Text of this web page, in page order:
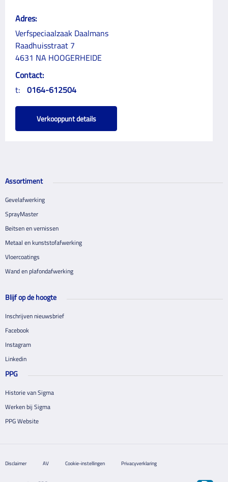
Adres:
Verfspeciaalzaak Daalmans
Raadhuisstraat 7
4631 NA HOOGERHEIDE
Contact:
t: 0164-612504
Verkooppunt details
Assortiment
Gevelafwerking
SprayMaster
Beitsen en vernissen
Metaal en kunststofafwerking
Vloercoatings
Wand en plafondafwerking
Blijf op de hoogte
Inschrijven nieuwsbrief
Facebook
Instagram
Linkedin
PPG
Historie van Sigma
Werken bij Sigma
PPG Website
Disclaimer AV Cookie-instellingen Privacyverklaring